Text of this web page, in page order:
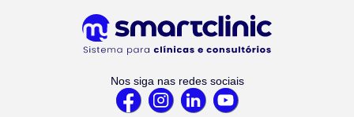
Nos siga nas redes sociais